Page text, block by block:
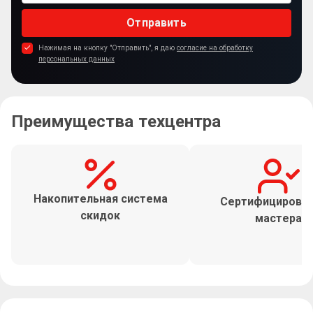
Отправить
Нажимая на кнопку "Отправить", я даю согласие на обработку
персональных данных
Преимущества техцентра
Накопительная система
скидок
мастера